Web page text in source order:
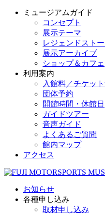
ミュージアムガイド
コンセプト
展示テーマ
レジェンドスト
展示アーカイブ
ショップ＆カフェ
利用案内
入館料／チケッ
団体予約
開館時間・休館日
ガイドツアー
音声ガイド
よくあるご質問
館内マップ
アクセス
お知らせ
各種申し込み
取材申し込み